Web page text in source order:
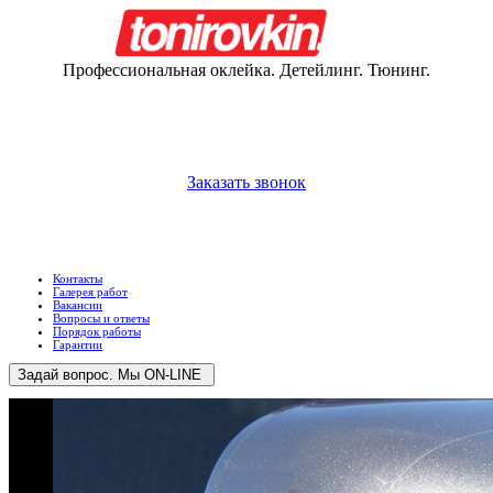
Профессиональная оклейка. Детейлинг. Тюнинг.
Заказать звонок
Контакты
Галерея работ
Вакансии
Вопросы и ответы
Порядок работы
Гарантии